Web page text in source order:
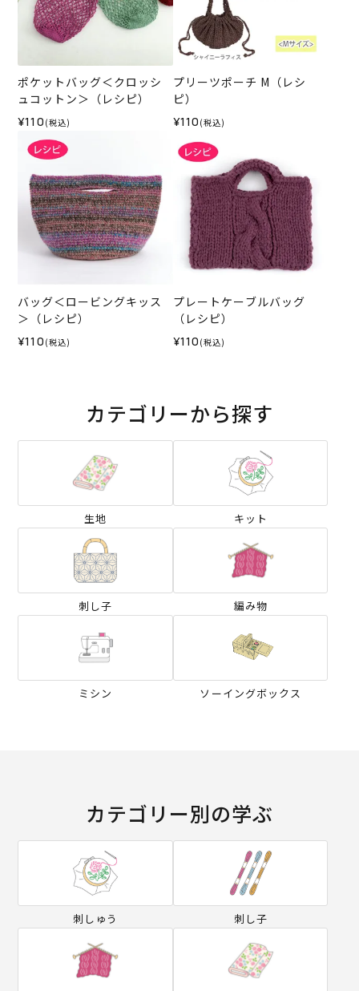
ポケットバッグ＜クロッシ
ュコットン＞（レシピ）
¥110 (税込)
プリーツポーチ M（レシ
ピ）
¥110 (税込)
バッグ＜ロービングキッス
＞（レシピ）
¥110 (税込)
プレートケーブルバッグ
（レシピ）
¥110 (税込)
カテゴリーから探す
生地 キット
刺し子 編み物
ミシン ソーイングボックス
カテゴリー別の学ぶ
刺しゅう 刺し子